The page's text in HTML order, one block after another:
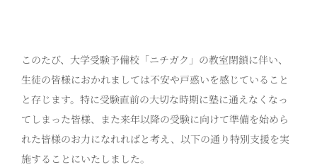
このたび、大学受験予備校「ニチガク」の教室閉鎖に伴い、
生徒の皆様におかれましては不安や戸惑いを感じていること
と存じます。 特に受験直前の大切な時期に塾に通えなくなっ
てしまった皆様、また来年以降の受験に向けて準備を始めら
れた皆様のお力になれればと考え、以下の通り特別支援を実
施する ことにいた しました。